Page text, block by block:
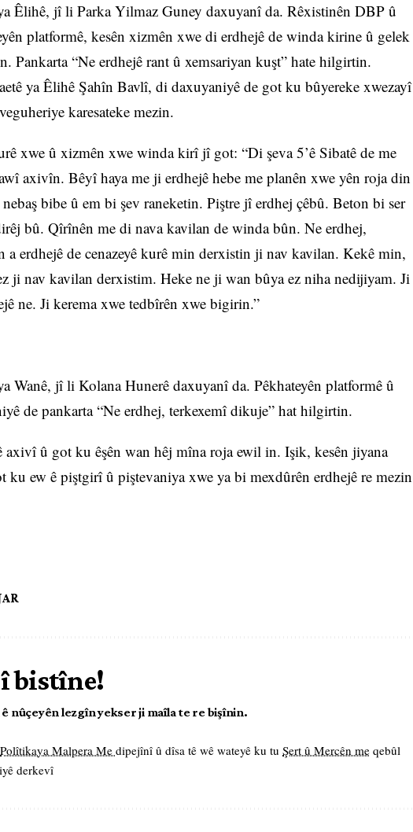
Êlihê, jî li Parka Yilmaz Guney daxuyanî da. Rêxistinên DBP û
platformê, kesên xizmên xwe di erdhejê de winda kirine û gelek
Pankarta “Ne erdhejê rant û xemsariyan kuşt” hate hilgirtin.
ya Êlihê Şahîn Bavlî, di daxuyaniyê de got ku bûyereke xwezayî
karesateke mezin.
xwe û xizmên xwe winda kirî jî got: “Di şeva 5’ê Sibatê de me
axivîn. Bêyî haya me ji erdhejê hebe me planên xwe yên roja din
bibe û em bi şev raneketin. Piştre jî erdhej çêbû. Beton bi ser
bû. Qîrînên me di nava kavilan de winda bûn. Ne erdhej,
a erdhejê de cenazeyê kurê min derxistin ji nav kavilan. Kekê min,
ji nav kavilan derxistim. Heke ne ji wan bûya ez niha nedijiyam. Ji
ne. Ji kerema xwe tedbîrên xwe bigirin.”
Wanê, jî li Kolana Hunerê daxuyanî da. Pêkhateyên platformê û
de pankarta “Ne erdhej, terkexemî dikuje” hat hilgirtin.
û got ku êşên wan hêj mîna roja ewil in. Işik, kesên jiyana
ew ê piştgirî û piştevaniya xwe ya bi mexdûrên erdhejê re mezin
bistîne!
nûçeyên lezgîn yekser ji maîla te re bişînin.
Polîtikaya Malpera Me dipejînî û dîsa tê wê wateyê ku tu Şert û Mercên me qebûl
derkevî